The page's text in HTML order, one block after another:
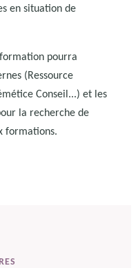
en situation de
pourra
(Ressource
Conseil...) et les
la recherche de
formations.